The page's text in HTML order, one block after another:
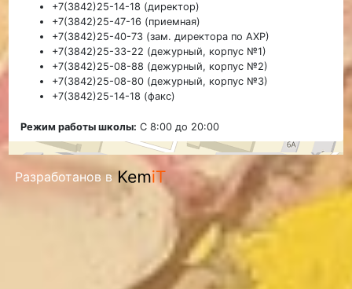
+7(3842)25-14-18 (директор)
+7(3842)25-47-16 (приемная)
+7(3842)25-40-73 (зам. директора по АХР)
+7(3842)25-33-22 (дежурный, корпус №1)
+7(3842)25-08-88 (дежурный, корпус №2)
+7(3842)25-08-80 (дежурный, корпус №3)
+7(3842)25-14-18 (факс)
Режим работы школы: С 8:00 до 20:00
Разработанов в